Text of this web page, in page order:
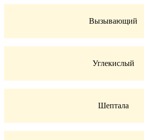
Вызывающий
Углекислый
Шептала